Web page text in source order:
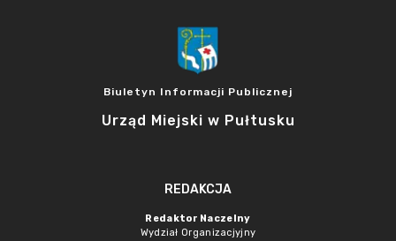
Biuletyn Informacji Publicznej
Urząd Miejski w Pułtusku
REDAKCJA
Redaktor Naczelny
Wydział Organizacjyjny